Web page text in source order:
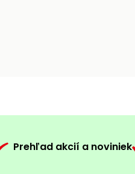
Prehľad akcií a noviniek